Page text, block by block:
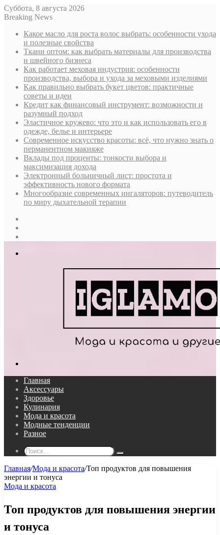
Суббота, 8 августа 2026
Breaking News
Какое масло для роста волос выбрать: особенности ухода
и полезные свойства
Ткани оптом: как выбрать материалы для производства
и швейного бизнеса
Как работает меховая индустрия: особенности
производства, выбора и ухода за меховыми изделиями
Как правильно выбрать букет цветов: практичные
советы и идеи
Кредит как финансовый инструмент: возможности и
разумный подход
Эластичное кружево: что это и как использовать его в
одежде, белье и интерьере
Современное искусство красоты: всё, что нужно знать о
перманентном макияже
Вклады под проценты: тонкости выбора и
максимизация дохода
Электронный больничный лист: простота и
эффективность нового формата
Многообразие современных ингаляторов: путеводитель
по миру дыхательной терапии
Главная
Аксессуары
Здоровье
Кулинария
Мода и красота
Модные тенденции
Разное
Поиск...
Главная/Мода и красота/Топ продуктов для повышения
энергии и тонуса
Мода и красота
Топ продуктов для повышения энергии
и тонуса